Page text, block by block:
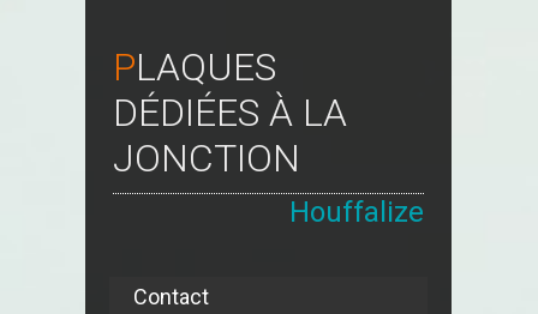
PLAQUES
DÉDIÉES À LA
JONCTION
Houffalize
Contact